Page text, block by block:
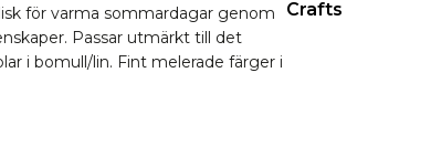
för varma sommardagar genom
Passar utmärkt till det
i bomull/lin. Fint melerade färger i